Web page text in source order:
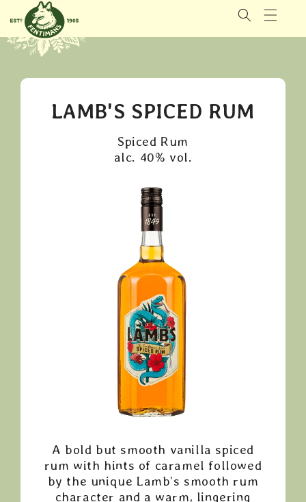
GÅ VIDERE
TIL
INNHOLDET
LAMB'S SPICED RUM
Spiced Rum
alc. 40% vol.
A bold but smooth vanilla spiced
rum with hints of caramel followed
by the unique Lamb’s smooth rum
character and a warm, lingering